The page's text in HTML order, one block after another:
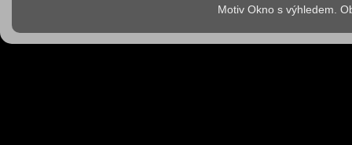
Motiv Okno s výhledem.